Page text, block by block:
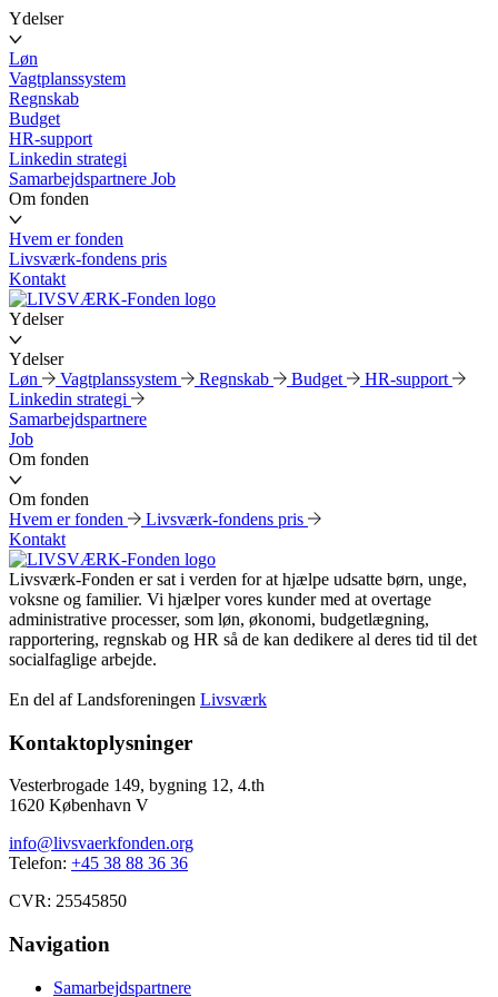
Ydelser
Løn
Vagtplanssystem
Regnskab
Budget
HR-support
Linkedin strategi
Samarbejdspartnere Job
Om fonden
Hvem er fonden
Livsværk-fondens pris
Kontakt
Ydelser
Ydelser
Løn
Vagtplanssystem Regnskab Budget
HR-support
Linkedin strategi
Samarbejdspartnere
Job
Om fonden
Om fonden
Hvem er fonden
Livsværk-fondens pris
Kontakt
Livsværk-Fonden er sat i verden for at hjælpe udsatte børn, unge,
voksne og familier. Vi hjælper vores kunder med at overtage
administrative processer, som løn, økonomi, budgetlægning,
rapportering, regnskab og HR så de kan dedikere al deres tid til det
socialfaglige arbejde.
En del af Landsforeningen Livsværk
Kontaktoplysninger
Vesterbrogade 149, bygning 12, 4.th
1620 København V
info@livsvaerkfonden.org
Telefon: +45 38 88 36 36
CVR: 25545850
Navigation
Samarbejdspartnere